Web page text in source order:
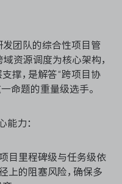
发团队的综合性项目管
资源调度为核心架构，
撑，是解答“跨项目协
命题的重量级选手。
力：
目里程碑级与任务级依
上的阻塞风险，确保多